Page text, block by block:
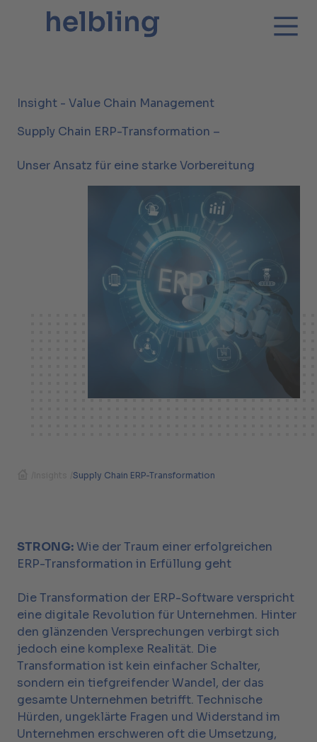
Insight - Value Chain Management
Supply Chain ERP-Transformation –
Unser Ansatz für eine starke Vorbereitung
Supply Chain ERP-Transformation
STRONG:Wie der Traum einer erfolgreichen
ERP-Transformation in Erfüllung geht
Die Transformation der ERP-Software verspricht
eine digitale Revolution für Unternehmen. Hinter
den glänzenden Versprechungen verbirgt sich
jedoch eine komplexe Realität. Die
Transformation ist kein einfacher Schalter,
sondern ein tiefgreifender Wandel, der das
gesamte Unternehmen betrifft. Technische
Hürden, ungeklärte Fragen und Widerstand im
Unternehmen erschweren oft die Umsetzung,